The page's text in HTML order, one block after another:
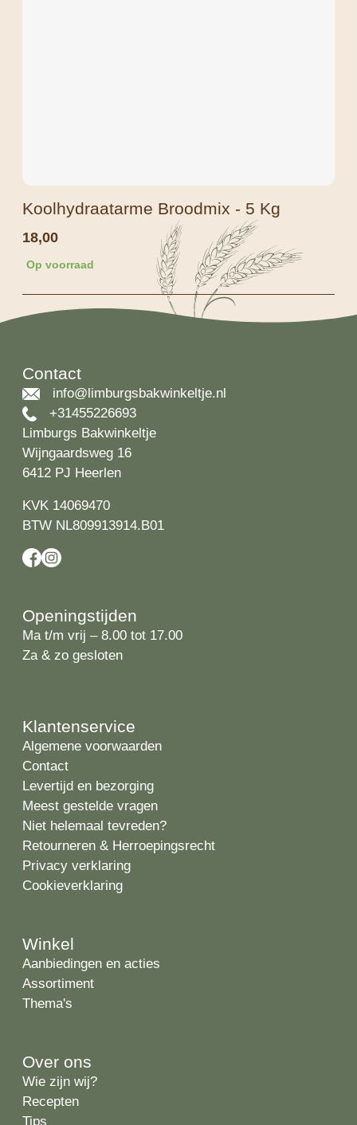
Koolhydraatarme Broodmix - 5 Kg
18,00
Op voorraad
Contact
info@limburgsbakwinkeltje.nl
+31455226693
Limburgs Bakwinkeltje
Wijngaardsweg 16
6412 PJ Heerlen
KVK 14069470
BTW NL809913914.B01
Openingstijden
Ma t/m vrij – 8.00 tot 17.00
Za & zo gesloten
Klantenservice
Algemene voorwaarden
Contact
Levertijd en bezorging
Meest gestelde vragen
Niet helemaal tevreden?
Retourneren & Herroepingsrecht
Privacy verklaring
Cookieverklaring
Winkel
Aanbiedingen en acties
Assortiment
Thema's
Over ons
Wie zijn wij?
Recepten
Tips